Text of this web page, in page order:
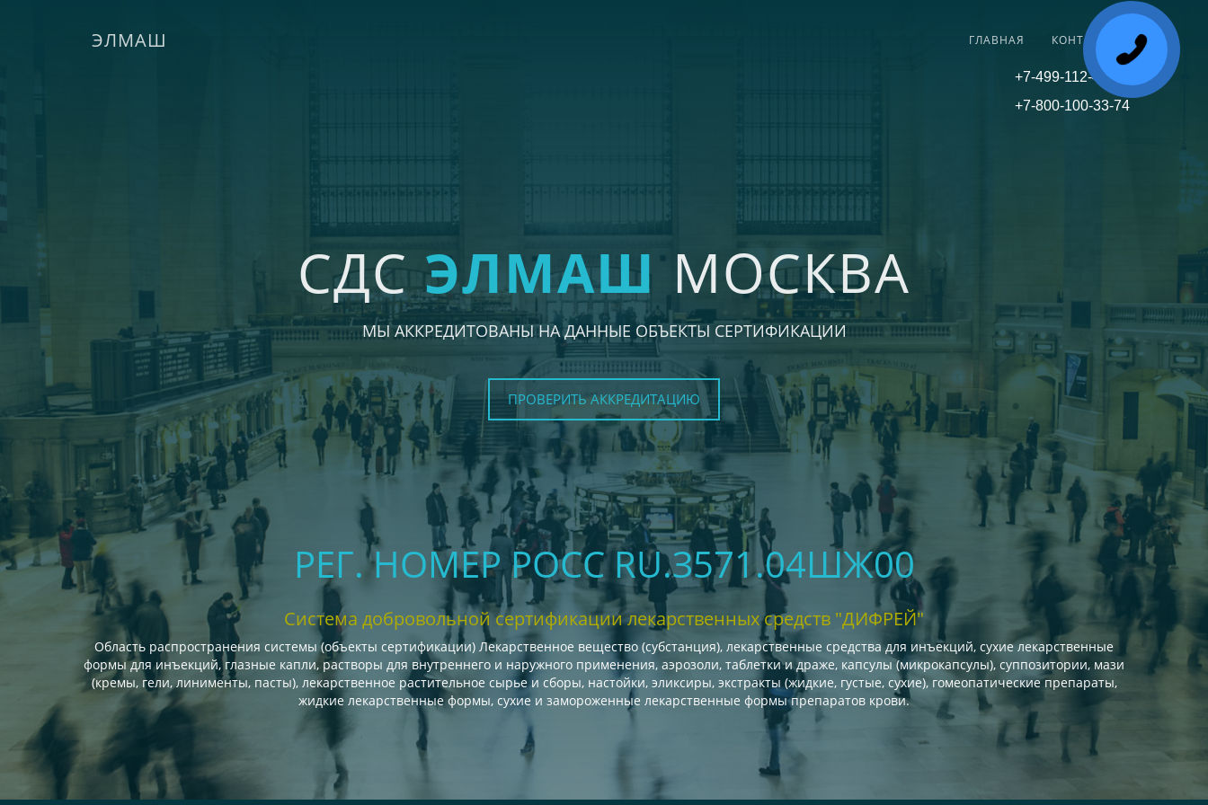
ЭЛМАШ ГЛАВНАЯ КОНТАКТЫ
СДСЭЛМАШМОСКВА
МЫ АККРЕДИТОВАНЫ НА ДАННЫЕ ОБЪЕКТЫ СЕРТИФИКАЦИИ
ПРОВЕРИТЬ АККРЕДИТАЦИЮ
РЕГ. НОМЕР РОСС RU.З571.04ШЖ00
Система добровольной сертификации лекарственных средств "ДИФРЕЙ"
Область распространения системы (объекты сертификации) Лекарственное вещество (субстанция), лекарственные средства для инъекций, сухие лекарственные
формы для инъекций, глазные капли, растворы для внутреннего и наружного применения, аэрозоли, таблетки и драже, капсулы (микрокапсулы), суппозитории, мази
(кремы, гели, линименты, пасты), лекарственное растительное сырье и сборы, настойки, эликсиры, экстракты (жидкие, густые, сухие), гомеопатические препараты,
жидкие лекарственные формы, сухие и замороженные лекарственные формы препаратов крови.
+7-499-112-45-81
+7-800-100-33-74